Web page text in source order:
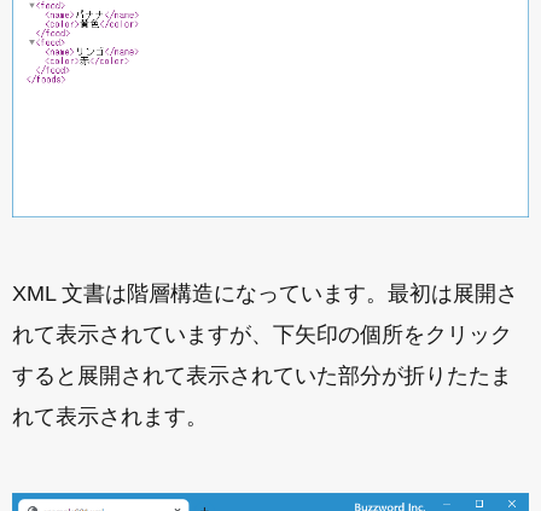
XML 文書は階層構造になっています。最初は展開さ
れて表示されていますが、下矢印の個所をクリック
すると展開されて表示されていた部分が折りたたま
れて表示されます。